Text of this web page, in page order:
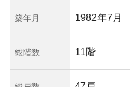
築年月 1982年7月
総階数 11階